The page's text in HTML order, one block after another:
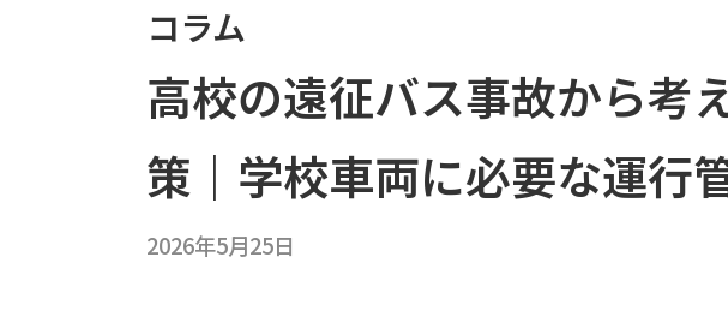
高校の遠征バス事故から考
策｜学校車両に必要な運行
コラム
2026年5月25日